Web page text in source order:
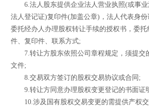
6.法人股东提供企业法人营业执照(或事业
法人登记证)复印件(加盖公章)，法人代表身份
委托经办人办理股权转让手续的授权书，委
件、复印件、联系方式;
7.转让方股东依照公司章程规定，须提交
文件;
8.交易双方签订的股权交易协议或合同;
9.转让方同意办理股权变更登记的书面证
10.涉及国有股权交易变更的需提供产权交